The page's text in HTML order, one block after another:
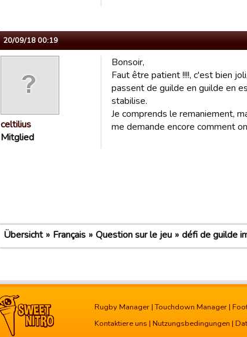
20/09/18 00:19
celtilius
Mitglied
Bonsoir,
Faut être patient !!!!, c'est bien
passent de guilde en guilde en
stabilise.
Je comprends le remaniement,
me demande encore comment
Übersicht Français Question sur le jeu défi de guilde
Rugby Manager |Touchdown Manager |
Kontaktiere uns | Nutzungsbedingungen |